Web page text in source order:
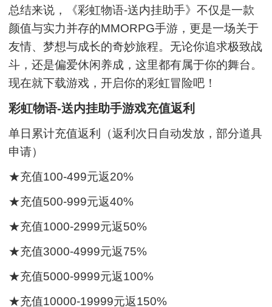
总结来说，《彩虹物语-送内挂助手》不仅是一款
颜值与实力并存的MMORPG手游，更是一场关于
友情、梦想与成长的奇妙旅程。无论你追求极致战
斗，还是偏爱休闲养成，这里都有属于你的舞台。
现在就下载游戏，开启你的彩虹冒险吧！
彩虹物语-送内挂助手游戏充值返利
单日累计充值返利（返利次日自动发放，部分道具
申请）
★充值100-499元返20%
★充值500-999元返40%
★充值1000-2999元返50%
★充值3000-4999元返75%
★充值5000-9999元返100%
★充值10000-19999元返150%